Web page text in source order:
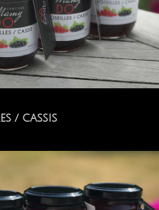
/ CASSIS